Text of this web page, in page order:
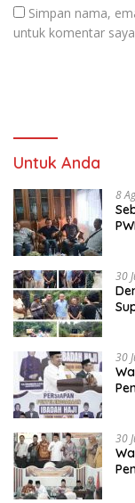
Simpan nama,
untuk komentar
Untuk Anda
8
30
30
30